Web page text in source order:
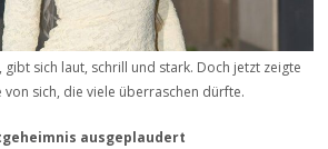
sich laut, schrill und stark. Doch jetzt zeigte
von sich, die viele überraschen dürfte.
ausgeplaudert